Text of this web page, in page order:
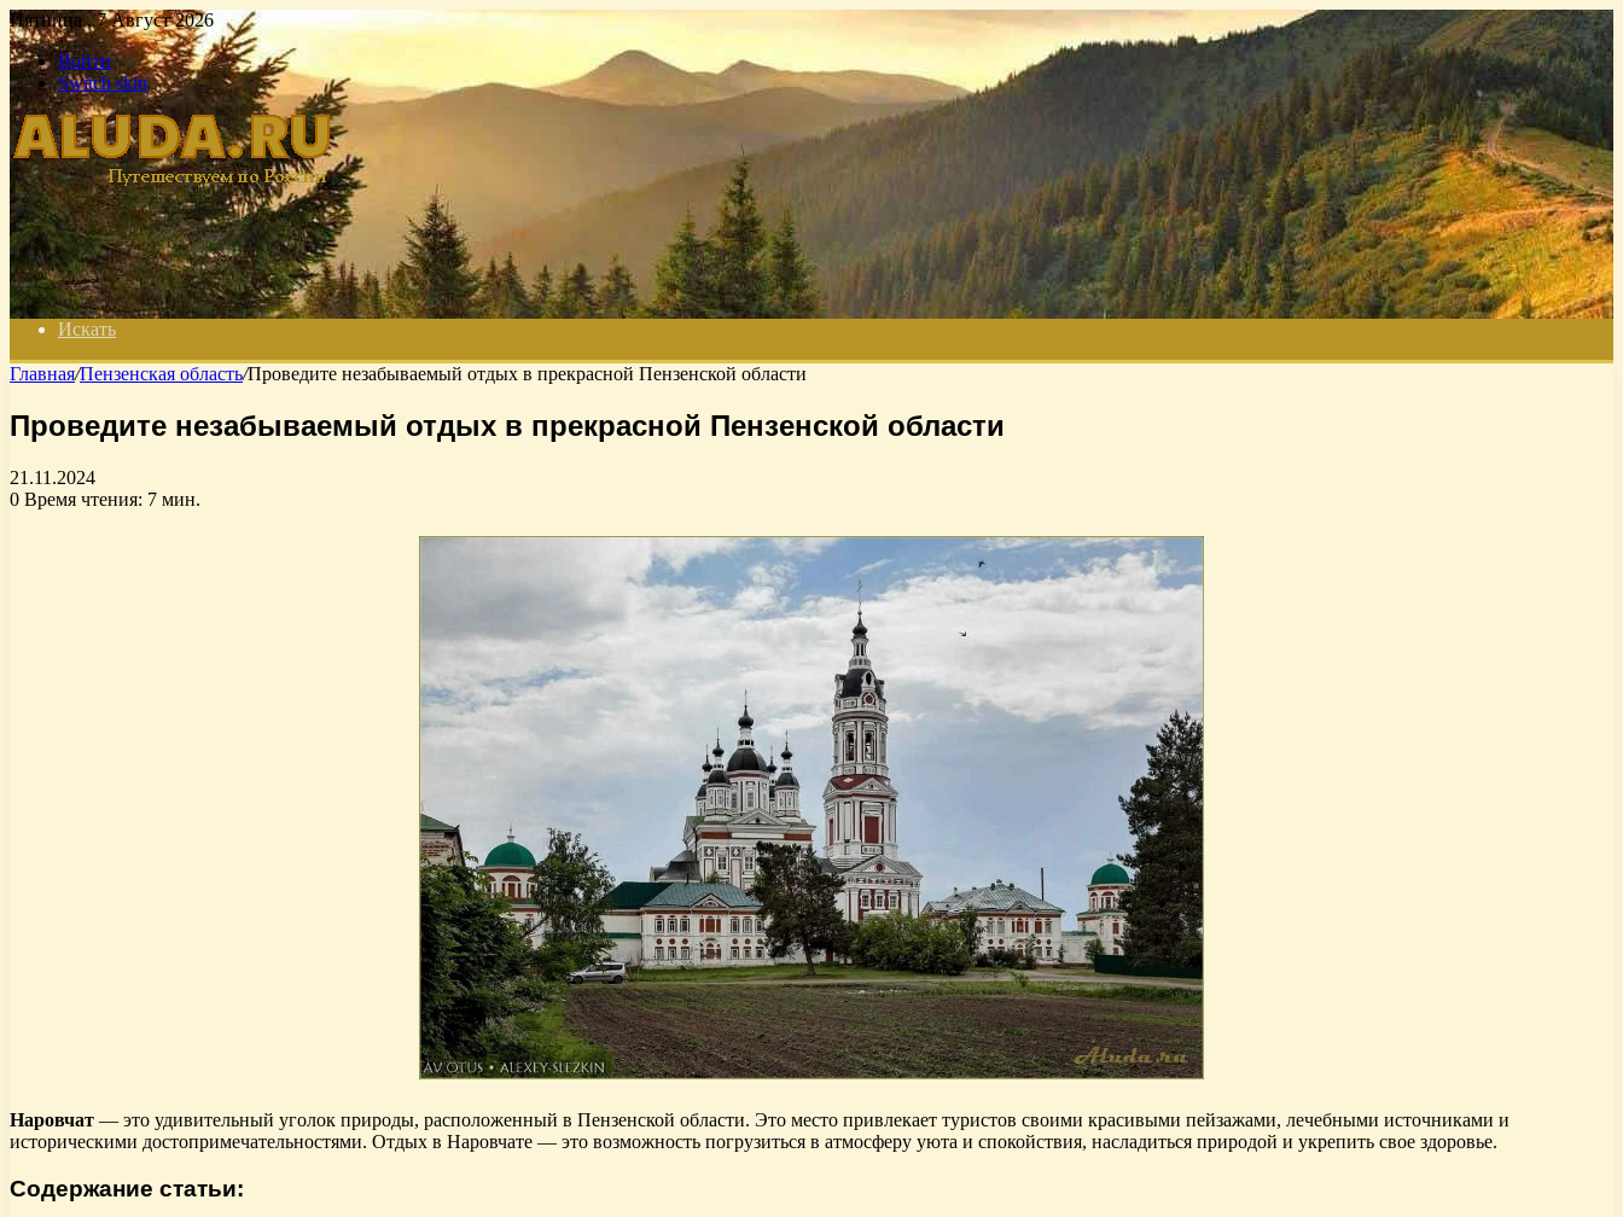
Пятница , 7 Август 2026
Войти
Switch skin
Искать
Главная/Пензенская область/Проведите незабываемый отдых в прекрасной Пензенской области
Проведите незабываемый отдых в прекрасной Пензенской области
21.11.2024
0 Время чтения: 7 мин.
Наровчат — это удивительный уголок природы, расположенный в Пензенской области. Это место привлекает туристов своими красивыми пейзажами, лечебными источниками и
историческими достопримечательностями. Отдых в Наровчате — это возможность погрузиться в атмосферу уюта и спокойствия, насладиться природой и укрепить свое здоровье.
Содержание статьи: